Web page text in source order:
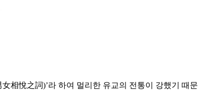
相悅之詞)’라 하여 멀리한 유교의 전통이 강했기 때문